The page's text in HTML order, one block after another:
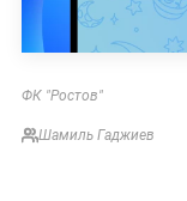
ФК "Ростов"
Шамиль Гаджиев